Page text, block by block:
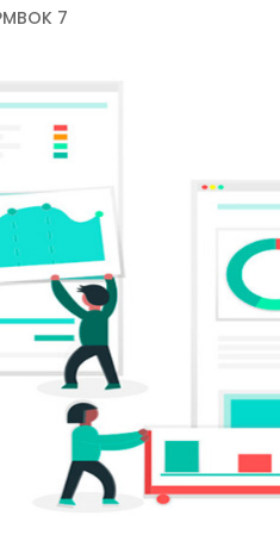
7